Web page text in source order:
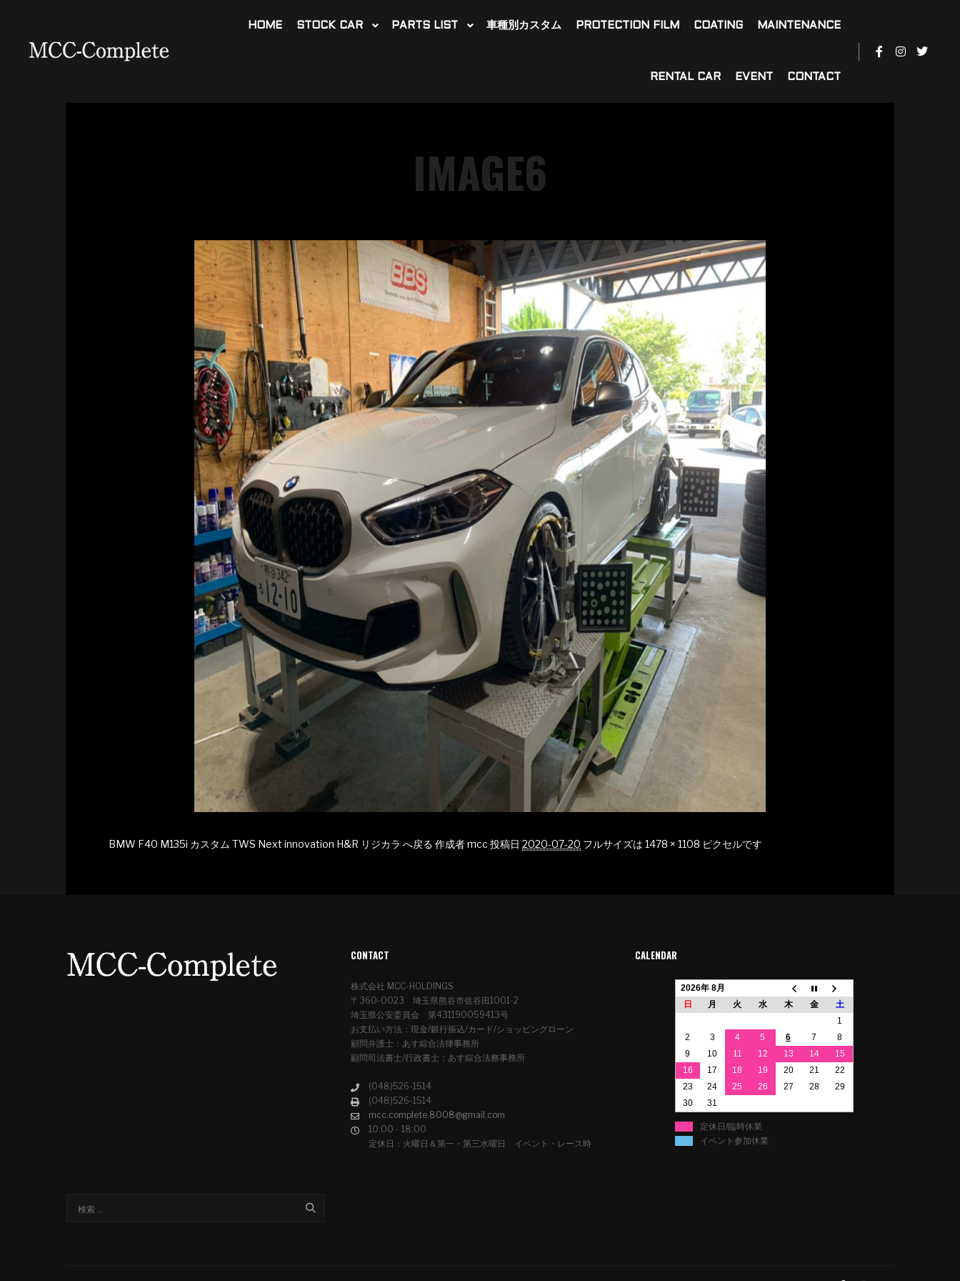
HOME STOCK CAR PARTS LIST 車種別カスタム PROTECTION FILM COATING MAINTENANCE
RENTAL CAR EVENT CONTACT
IMAGE6
BMW F40 M135i カスタム TWS Next innovation H&R リジカラ へ戻る 作成者mcc投稿日 2020-07-20 フルサイズは 1478 × 1108 ピクセルです
CONTACT
株式会社 MCC-HOLDINGS
〒360-0023 埼玉県熊谷市佐谷田1001-2
埼玉県公安委員会 第431190059413号
お支払い方法：現金/銀行振込/カード/ショッピングローン
顧問弁護士：あす綜合法律事務所
顧問司法書士/行政書士：あす綜合法務事務所
(048)526-1514
(048)526-1514
mcc.complete.8008@gmail.com
10:00 - 18:00
定休日：火曜日＆第一・第三水曜日 イベント・レース時
CALENDAR
2026年 8月
日
月 火 水 木 金
土
1
2
3 4 5 6 7
8
9
10 11 12 13 14
15
16
17 18 19 20 21
22
23
24 25 26 27 28
29
30
31
定休日/臨時休業
イベント参加休業